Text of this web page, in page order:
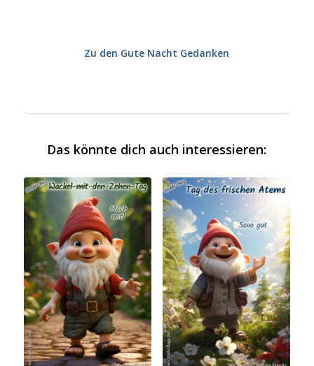
Zu den Gute Nacht Gedanken
Das könnte dich auch interessieren: